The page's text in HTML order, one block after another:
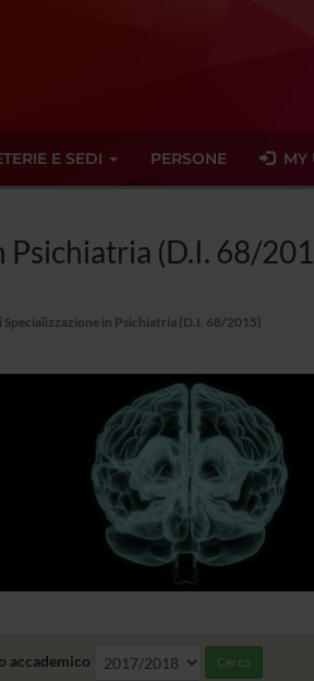
E SEDI PERSONE MY
Psichiatria (D.I. 68/
Specializzazione in Psichiatria (D.I. 68/2015)
accademico Cerca